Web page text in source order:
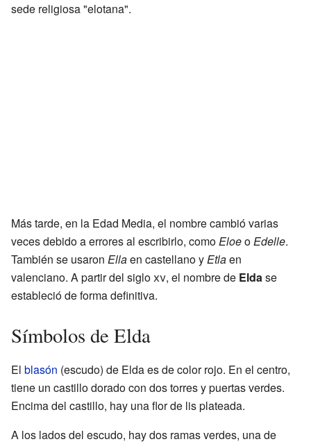
sede religiosa "elotana".
Más tarde, en la Edad Media, el nombre cambió varias
veces debido a errores al escribirlo, comoEloeoEdelle.
También se usaron Ellaen castellano yEtlaen
valenciano. A partir del sigloxv, el nombre de Eldase
estableció de forma definitiva.
Símbolos de Elda
El blasón (escudo) de Elda es de color rojo. En el centro,
tiene un castillo dorado con dos torres y puertas verdes.
Encima del castillo, hay una flor de lis plateada.
A los lados del escudo, hay dos ramas verdes, una de